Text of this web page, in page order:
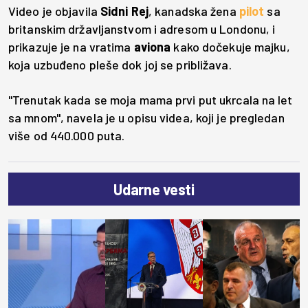
Video je objavila Sidni Rej, kanadska žena pilot sa
britanskim državljanstvom i adresom u Londonu, i
prikazuje je na vratima aviona kako dočekuje majku,
koja uzbuđeno pleše dok joj se približava.
"Trenutak kada se moja mama prvi put ukrcala na let
sa mnom", navela je u opisu videa, koji je pregledan
više od 440.000 puta.
Udarne vesti